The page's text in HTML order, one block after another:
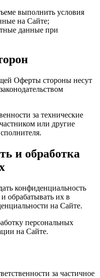
выполнить условия
на Сайте;
данные при
Оферты стороны несут
за технические
или другие
и обработка
конфиденциальность
обрабатывать их в
на Сайте.
персональных
на Сайте.
за частичное